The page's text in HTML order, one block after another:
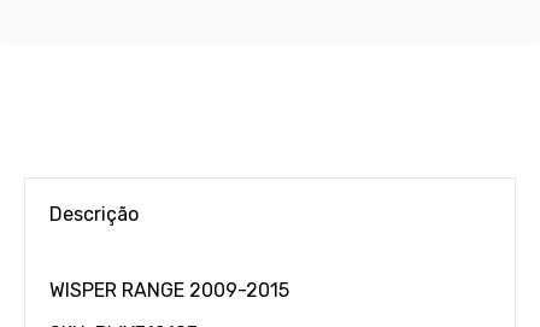
Descrição
WISPER RANGE 2009-2015